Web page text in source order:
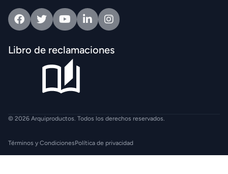
FacebookTwitterYoutubeLinkedinIntagram
Libro de reclamaciones
© 2026 Arquiproductos. Todos los derechos reservados.
Términos y CondicionesPolítica de privacidad